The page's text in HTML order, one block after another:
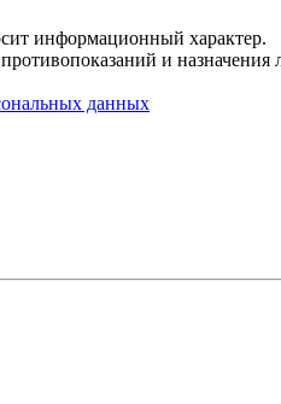
информационный характер.
и назначения
данных